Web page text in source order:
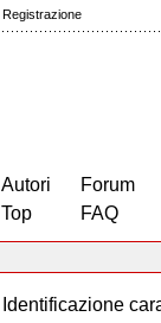
Registrazione
Autori
Top
Forum
FAQ
Identificazione